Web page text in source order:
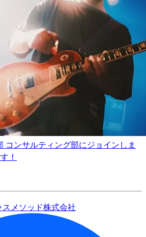
コンサルティング部にジョインしま
！
スメソッド株式会社